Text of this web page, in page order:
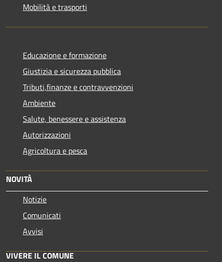
Mobilità e trasporti
Educazione e formazione
Giustizia e sicurezza pubblica
Tributi,finanze e contravvenzioni
Ambiente
Salute, benessere e assistenza
Autorizzazioni
Agricoltura e pesca
NOVITÀ
Notizie
Comunicati
Avvisi
VIVERE IL COMUNE